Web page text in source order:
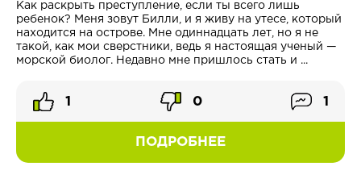
Как раскрыть преступление, если ты всего лишь
ребенок? Меня зовут Билли, и я живу на утесе, который
находится на острове. Мне одиннадцать лет, но я не
такой, как мои сверстники, ведь я настоящая ученый —
морской биолог. Недавно мне пришлось стать и ...
ПОДРОБНЕЕ
1 0 1